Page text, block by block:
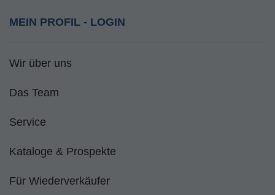
MEIN PROFIL - LOGIN
Wir über uns
Das Team
Service
Kataloge & Prospekte
Für Wiederverkäufer